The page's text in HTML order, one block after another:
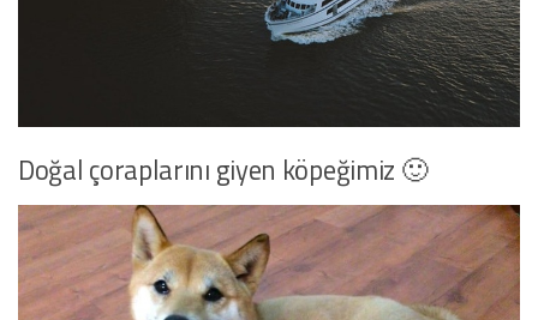
Doğal çoraplarını giyen köpeğimiz 🙂